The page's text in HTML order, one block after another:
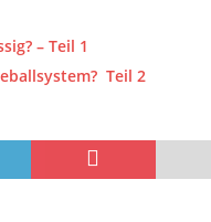
– Teil 1
Teil 2